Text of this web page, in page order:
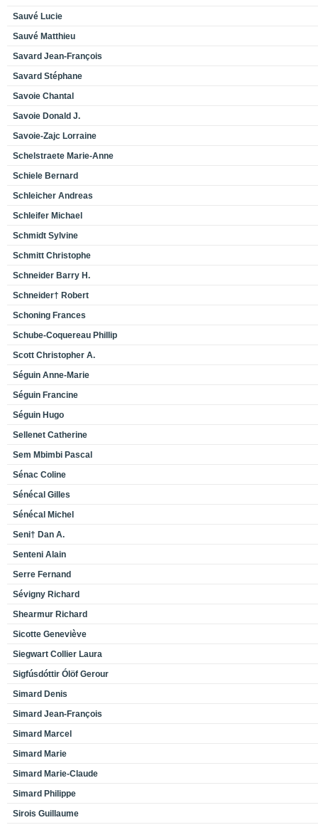
Sauvé Lucie
Sauvé Matthieu
Savard Jean-François
Savard Stéphane
Savoie Chantal
Savoie Donald J.
Savoie-Zajc Lorraine
Schelstraete Marie-Anne
Schiele Bernard
Schleicher Andreas
Schleifer Michael
Schmidt Sylvine
Schmitt Christophe
Schneider Barry H.
Schneider† Robert
Schoning Frances
Schube-Coquereau Phillip
Scott Christopher A.
Séguin Anne-Marie
Séguin Francine
Séguin Hugo
Sellenet Catherine
Sem Mbimbi Pascal
Sénac Coline
Sénécal Gilles
Sénécal Michel
Seni† Dan A.
Senteni Alain
Serre Fernand
Sévigny Richard
Shearmur Richard
Sicotte Geneviève
Siegwart Collier Laura
Sigfúsdóttir Ólöf Gerour
Simard Denis
Simard Jean-François
Simard Marcel
Simard Marie
Simard Marie-Claude
Simard Philippe
Sirois Guillaume